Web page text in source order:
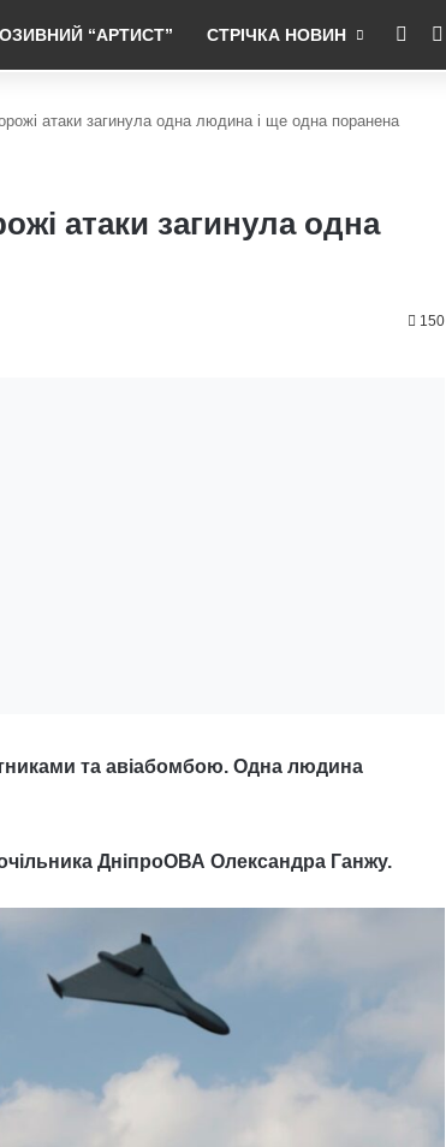
“АРТИСТ” СТРІЧКА НОВИН RSS
атаки загинула одна людина і ще одна поранена
атаки загинула одна
150
та авіабомбою. Одна людина
ДніпроОВА Олександра Ганжу.